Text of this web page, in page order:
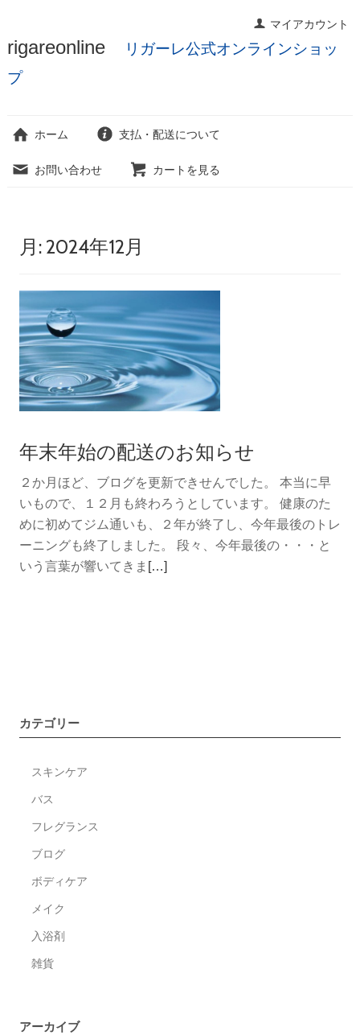
ン
テ
マイアカウント
rigareonline
リガーレ公式オンラインショッ
プ
ホーム 支払・配送について
お問い合わせ カートを見る
月: 2024年12月
年末年始の配送のお知らせ
２か月ほど、ブログを更新できせんでした。 本当に早
いもので、１２月も終わろうとしています。 健康のた
めに初めてジム通いも、２年が終了し、今年最後のトレ
ーニングも終了しました。 段々、今年最後の・・・と
いう言葉が響いてきま 続[…]
カテゴリー
スキンケア
バス
フレグランス
ブログ
ボディケア
メイク
入浴剤
雑貨
アーカイブ